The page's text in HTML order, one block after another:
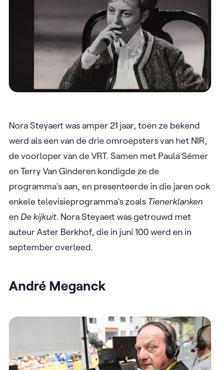
Nora Steyaert was amper 21 jaar, toen ze bekend
werd als een van de drie omroepsters van het NIR,
de voorloper van de VRT. Samen met Paula Sémer
en Terry Van Ginderen kondigde ze de
programma's aan, en presenteerde in die jaren ook
enkele televisieprogramma's zoals Tienerklanken
en De kijkuit. Nora Steyaert was getrouwd met
auteur Aster Berkhof, die in juni 100 werd en in
september overleed.
André Meganck